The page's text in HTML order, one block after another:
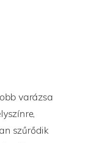
varázsa
szűrődik